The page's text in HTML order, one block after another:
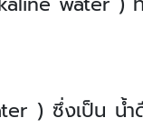
) ซึ่งเป็น น้